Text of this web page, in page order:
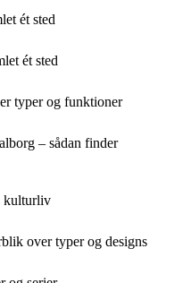
ét sted
ét sted
typer og funktioner
– sådan finder
kulturliv
over typer og designs